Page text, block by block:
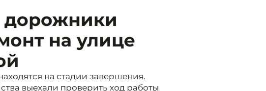
дорожники
на улице
на стадии завершения.
выехали проверить ход работы